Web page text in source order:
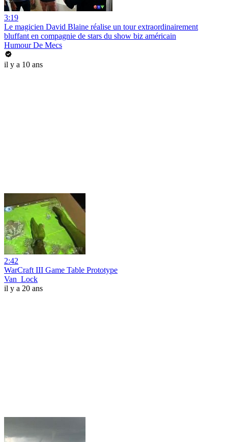
3:19
Le magicien David Blaine réalise un tour extraordinairement
bluffant en compagnie de stars du show biz américain
Humour De Mecs
il y a 10 ans
2:42
WarCraft III Game Table Prototype
Van_Lock
il y a 20 ans